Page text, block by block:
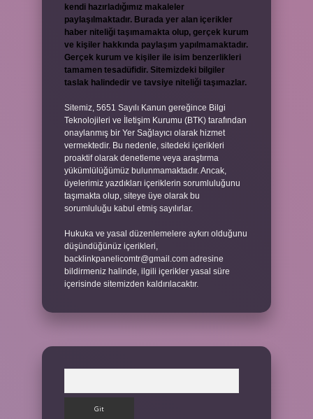
kendi hazırladığımız makaleler
paylaşılmaktadır. Burada yer alan içerikler
haber niteliği taşımamakta olup, gerçek kurum
ve kişiler hakkında paylaşım yapılmamaktadır.
Gerçek kurum ve kişiler ile isim benzerlikleri
tamamen tesadüfidir. Sitemizdeki bilgiler
taslak halindedir ve tavsiye niteliği taşımazlar.
Sitemiz, 5651 Sayılı Kanun gereğince Bilgi
Teknolojileri ve İletişim Kurumu (BTK) tarafından
onaylanmış bir Yer Sağlayıcı olarak hizmet
vermektedir. Bu nedenle, sitedeki içerikleri
proaktif olarak denetleme veya araştırma
yükümlülüğümüz bulunmamaktadır. Ancak,
üyelerimiz yazdıkları içeriklerin sorumluluğunu
taşımakta olup, siteye üye olarak bu
sorumluluğu kabul etmiş sayılırlar.
Hukuka ve yasal düzenlemelere aykırı olduğunu
düşündüğünüz içerikleri,
backlinkpanelicomtr@gmail.com adresine
bildirmeniz halinde, ilgili içerikler yasal süre
içerisinde sitemizden kaldırılacaktır.